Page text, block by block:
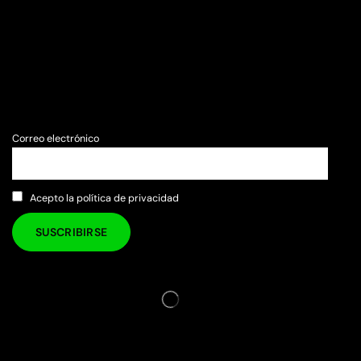
Correo electrónico
Acepto la política de privacidad